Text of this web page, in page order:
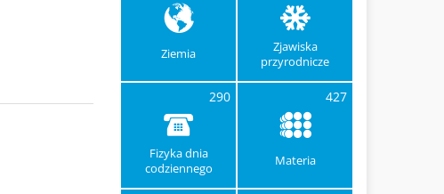
Ziemia
Zjawiska
przyrodnicze
290
Fizyka dnia
codziennego
427
Materia